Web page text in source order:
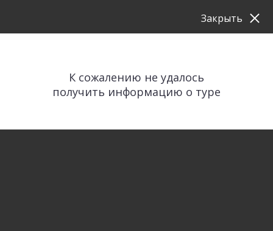
К сожалению не удалось
получить информацию о туре
Закрыть